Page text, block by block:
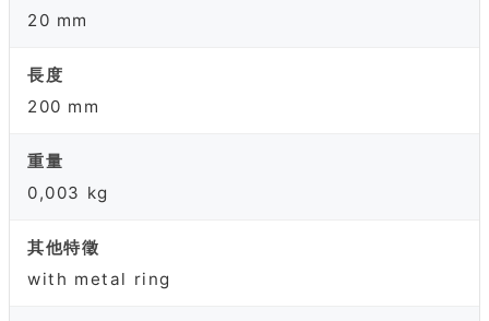
20 mm
長度
200 mm
重量
0,003 kg
其他特徵
with metal ring